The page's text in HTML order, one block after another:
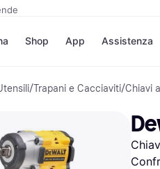
Opzioni di
Paga in 3 rate
Paga dopo 30 giorni
Finanziamento
Shop
Negozi
Unieuro
Media
eBay
Zalando
App Assistenza
/Trapani e Cacciaviti/Chiavi